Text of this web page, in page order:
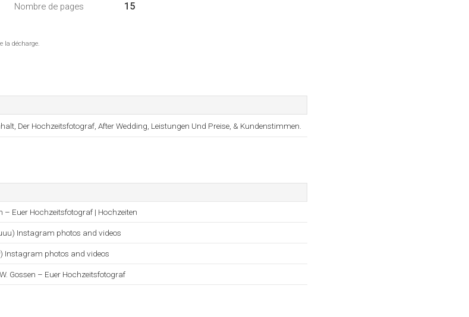
Nombre de pages 15
la décharge.
Der Hochzeitsfotograf, After Wedding, Leistungen Und Preise, & Kundenstimmen.
– Euer Hochzeitsfotograf | Hochzeiten
Instagram photos and videos
Instagram photos and videos
Gossen – Euer Hochzeitsfotograf